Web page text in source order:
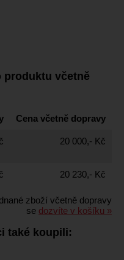
produktu včetně
Cena včetně dopravy
20 000,- Kč
20 230,- Kč
zboží včetně dopravy
se dozvíte v košíku »
také koupili: